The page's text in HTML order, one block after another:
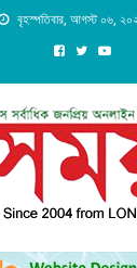
বৃহস্পতিবার, আগস্ট ০৬,